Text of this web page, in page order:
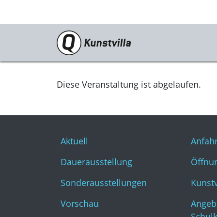
Programm
Aktuell
Vorschau
Archiv
Veranstaltungen
Kunstvilla digital
Diese Veranstaltung ist abgelaufen.
Aktuell
Dauerausstellung
Sonderausstellungen
Vorschau